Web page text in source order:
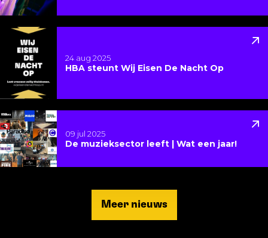
HBA steunt Wij Eisen De Nacht Op
24 aug 2025
Lees meer over HBA steunt Wij Eisen De Nacht Op
De muzieksector leeft | Wat een jaar!
09 jul 2025
Lees meer over De muzieksector leeft | Wat een
Meer nieuws